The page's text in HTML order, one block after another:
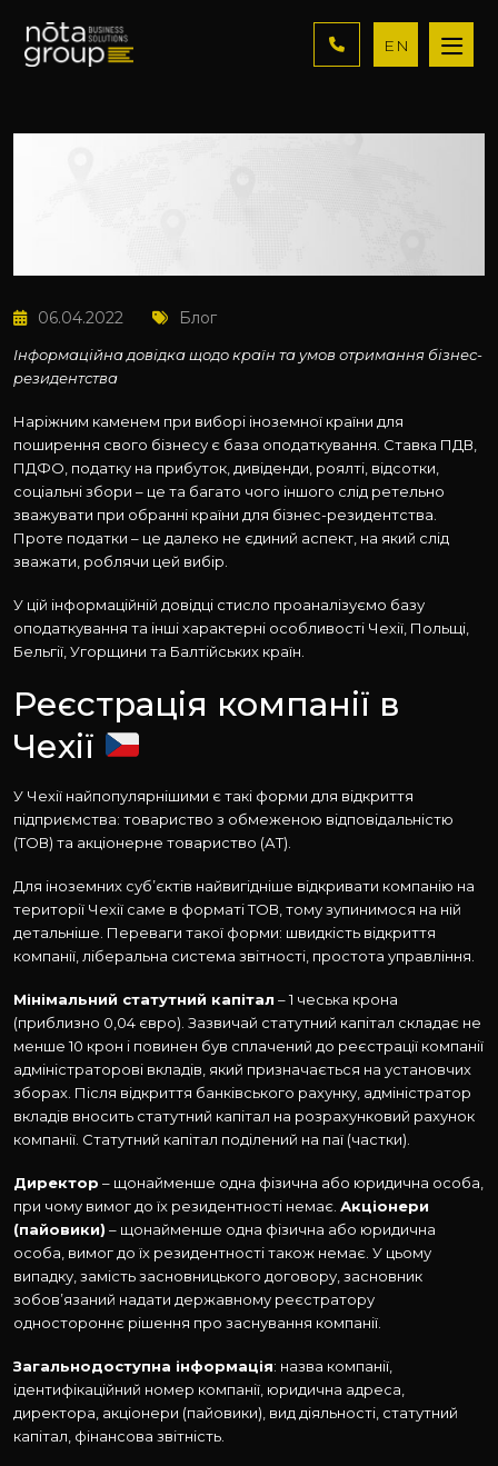
EN
06.04.2022 Блог
Інформаційна довідка щодо країн та умов отримання бізнес-
резидентства
Наріжним каменем при виборі іноземної країни для
поширення свого бізнесу є база оподаткування. Ставка ПДВ,
ПДФО, податку на прибуток, дивіденди, роялті, відсотки,
соціальні збори – це та багато чого іншого слід ретельно
зважувати при обранні країни для бізнес-резидентства.
Проте податки – це далеко не єдиний аспект, на який слід
зважати, роблячи цей вибір.
У цій інформаційній довідці стисло проаналізуємо базу
оподаткування та інші характерні особливості Чехії, Польщі,
Бельгії, Угорщини та Балтійських країн.
Реєстрація компанії в
Чехії
У Чехії найпопулярнішими є такі форми для відкриття
підприємства: товариство з обмеженою відповідальністю
(ТОВ) та акціонерне товариство (АТ).
Для іноземних суб’єктів найвигідніше відкривати компанію на
території Чехії саме в форматі ТОВ, тому зупинимося на ній
детальніше. Переваги такої форми: швидкість відкриття
компанії, ліберальна система звітності, простота управління.
Мінімальний статутний капітал – 1 чеська крона
(приблизно 0,04 євро). Зазвичай статутний капітал складає не
менше 10 крон і повинен був сплачений до реєстрації компанії
адміністраторові вкладів, який призначається на установчих
зборах. Після відкриття банківського рахунку, адміністратор
вкладів вносить статутний капітал на розрахунковий рахунок
компанії. Статутний капітал поділений на паї (частки).
Директор – щонайменше одна фізична або юридична особа,
при чому вимог до їх резидентності немає. Акціонери
(пайовики) – щонайменше одна фізична або юридична
особа, вимог до їх резидентності також немає. У цьому
випадку, замість засновницького договору, засновник
зобов’язаний надати державному реєстратору
одностороннє рішення про заснування компанії.
Загальнодоступна інформація: назва компанії,
ідентифікаційний номер компанії, юридична адреса,
директора, акціонери (пайовики), вид діяльності, статутний
капітал, фінансова звітність.